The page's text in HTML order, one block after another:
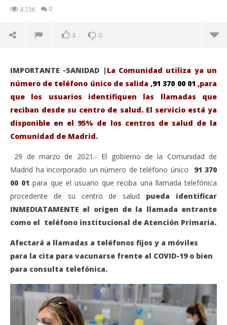
4.23K 0
3 0
VIENDO AHORA
El Gobierno de Díaz Ayuso, habilita un teléfono
único- 91 370 00 01 -, para citar a vacunar o dar
avisos desde los centros de salud.
marzo
29,
2021
IMPORTANTE -SANIDAD | La Comunidad utiliza ya un
número de teléfono único de salida ,91 370 00 01 ,para
que los usuarios identifiquen las llamadas que
reciban desde su centro de salud. El servicio está ya
disponible en el 95% de los centros de salud de la
Comunidad de Madrid.
29 de marzo de 2021.- El gobierno de la Comunidad de
Madrid ha incorporado un número de teléfono único 91 370
00 01 para que el usuario que reciba una llamada telefónica
procedente de su centro de salud pueda identificar
INMEDIATAMENTE el origen de la llamada entrante
como el teléfono institucional de Atención Primaria.
Afectará a llamadas a teléfonos fijos y a móviles
para la cita para vacunarse frente al COVID-19 o bien
para consulta telefónica.